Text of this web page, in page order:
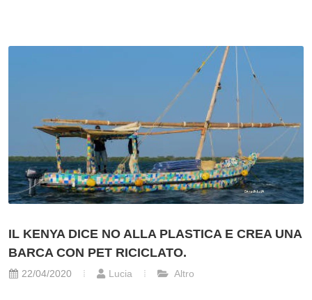
IL KENYA DICE NO ALLA PLASTICA E CREA UNA
BARCA CON PET RICICLATO.
22/04/2020 Lucia Altro